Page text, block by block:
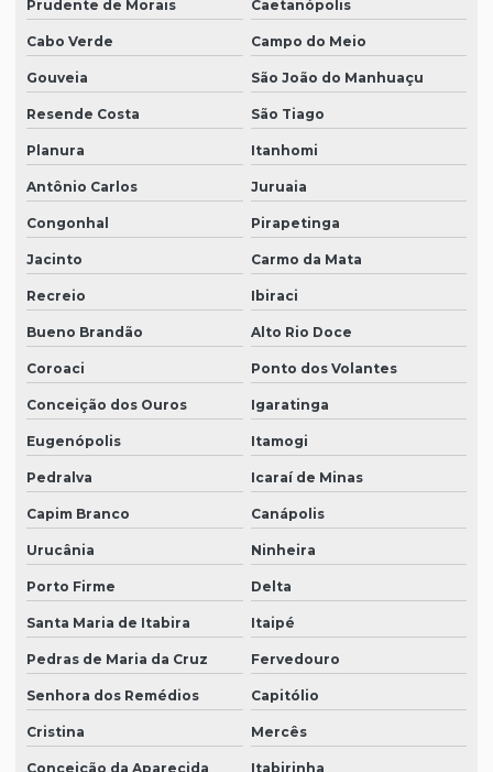
Prudente de Morais Caetanópolis
Cabo Verde Campo do Meio
Gouveia São João do Manhuaçu
Resende Costa São Tiago
Planura Itanhomi
Antônio Carlos Juruaia
Congonhal Pirapetinga
Jacinto Carmo da Mata
Recreio Ibiraci
Bueno Brandão Alto Rio Doce
Coroaci Ponto dos Volantes
Conceição dos Ouros Igaratinga
Eugenópolis Itamogi
Pedralva Icaraí de Minas
Capim Branco Canápolis
Urucânia Ninheira
Porto Firme Delta
Santa Maria de Itabira Itaipé
Pedras de Maria da Cruz Fervedouro
Senhora dos Remédios Capitólio
Cristina Mercês
Conceição da Aparecida Itabirinha